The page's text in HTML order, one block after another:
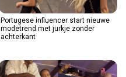
Portugese influencer start nieuwe
modetrend met jurkje zonder
achterkant